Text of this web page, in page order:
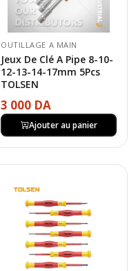
OUTILLAGE A MAIN
Jeux De Clé A Pipe 8-10-
12-13-14-17mm 5Pcs
TOLSEN
3 000 DA
Ajouter au panier